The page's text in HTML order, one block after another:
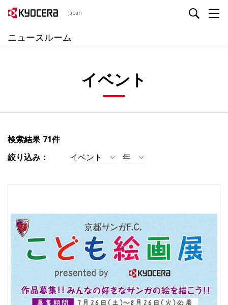
Japan
ニュースルーム
イベント
検索結果 71件
絞り込み：
イベント 年